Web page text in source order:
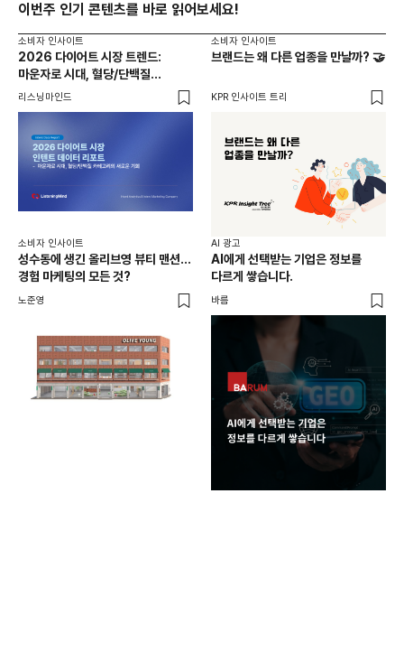
이번주 인기 콘텐츠를 바로 읽어보세요!
소비자 인사이트
2026 다이어트 시장 트렌드:
마운자로 시대, 혈당/단백질
카테고리의 새로운 기회
리스닝마인드
소비자 인사이트
브랜드는 왜 다른 업종을 만날까? 🤝
KPR 인사이트 트리
소비자 인사이트
성수동에 생긴 올리브영 뷰티 맨션...
경험 마케팅의 모든 것?
노준영
AI 광고
AI에게 선택받는 기업은 정보를
다르게 쌓습니다.
바름